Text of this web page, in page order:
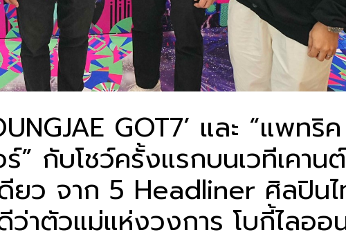
GOT7’ และ “แพทริ
กับโชว์ครั้งแรกบนเวทีเคาน
ยว จาก 5 Headliner ศิลปิน
ตัวแม่แห่งวงการ โบกี้ไลออ